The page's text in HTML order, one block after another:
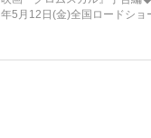
年5月12日(金)全国ロードショ